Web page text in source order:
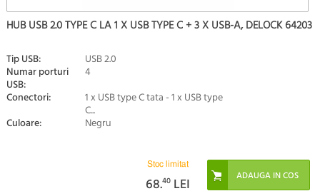
HUB USB 2.0 TYPE C LA 1 X USB TYPE C + 3 X USB-A, DELOCK 64203
Tip USB: USB 2.0
Numar porturi
USB:
4
Conectori:
1 x USB type C tata - 1 x USB type
C...
Culoare: Negru
Stoc limitat
68.40 LEI